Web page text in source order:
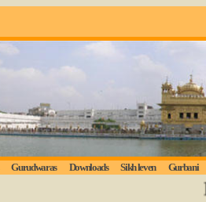
Gurudwaras Downloads Sikh leven Gurbani